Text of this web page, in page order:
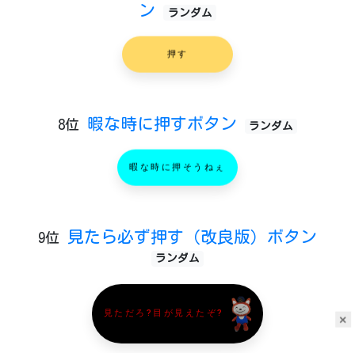
×
ン
ランダム
押す
8位 暇な時に押すボタン ランダム
暇な時に押そうねぇ
9位 見たら必ず押す（改良版）ボタン
ランダム
見ただろ?目が見えたぞ?